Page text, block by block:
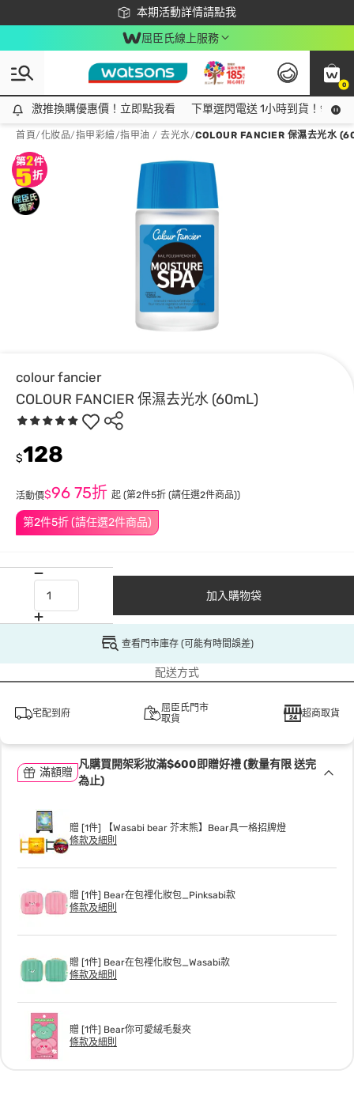
本期活動詳情請點我
下載app最高回饋$350
屈臣氏線上服務
0
激推換購優惠價！立即點我看
激推換購優惠價！立即點我看 下單選閃電送 1小時到貨！領神
首頁/化妝品/指甲彩繪/指甲油 / 去光水/COLOUR FANCIER 保濕去光水
colour fancier
COLOUR FANCIER 保濕去光水 (60mL)
第2件5折 (請任選2件商品)
$128
活動價$96 75折 起 (第2件5折 (請任選2件商品))
加入購物袋
查看門市庫存 (可能有時間誤差)
配送方式
宅配到府
屈臣氏門市
取貨
超商取貨
滿額贈
凡購買開架彩妝滿$600即贈好禮 (數量有限 送完
為止)
贈 [1件] 【Wasabi bear 芥末熊】Bear具一格招牌燈
條款及細則
贈 [1件] Bear在包裡化妝包_Pinksabi款
條款及細則
贈 [1件] Bear在包裡化妝包_Wasabi款
條款及細則
贈 [1件] Bear你可愛絨毛髮夾
條款及細則